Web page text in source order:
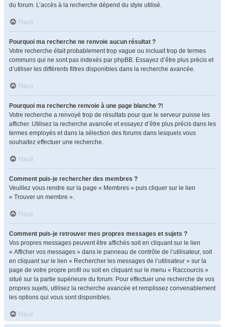
du forum. L’accès à la recherche dépend du style utilisé.
Haut
Pourquoi ma recherche ne renvoie aucun résultat ?
Votre recherche était probablement trop vague ou incluait trop de termes
communs qui ne sont pas indexés par phpBB. Essayez d’être plus précis et
d’utiliser les différents filtres disponibles dans la recherche avancée.
Haut
Pourquoi ma recherche renvoie à une page blanche ?!
Votre recherche a renvoyé trop de résultats pour que le serveur puisse les
afficher. Utilisez la recherche avancée et essayez d’être plus précis dans les
termes employés et dans la sélection des forums dans lesquels vous
souhaitez effectuer une recherche.
Haut
Comment puis-je rechercher des membres ?
Veuillez vous rendre sur la page « Membres » puis cliquer sur le lien
« Trouver un membre ».
Haut
Comment puis-je retrouver mes propres messages et sujets ?
Vos propres messages peuvent être affichés soit en cliquant sur le lien
« Afficher vos messages » dans le panneau de contrôle de l’utilisateur, soit
en cliquant sur le lien « Rechercher les messages de l’utilisateur » sur la
page de votre propre profil ou soit en cliquant sur le menu « Raccourcis »
situé sur la partie supérieure du forum. Pour effectuer une recherche de vos
propres sujets, utilisez la recherche avancée et remplissez convenablement
les options qui vous sont disponibles.
Haut